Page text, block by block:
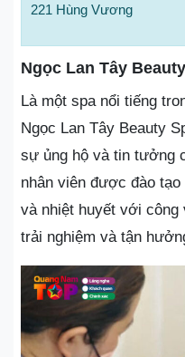
221 Hùng Vương
Ngọc Lan Tây
Là một spa nổi tiếng
Ngọc Lan Tây Beauty
sự ủng hộ và tin tưởng
nhân viên được đào
và nhiệt huyết với công
trải nghiệm và tận